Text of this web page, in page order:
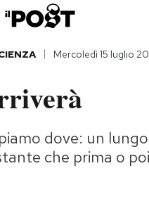
Mercoledì 15 luglio
dove: un
che prima o